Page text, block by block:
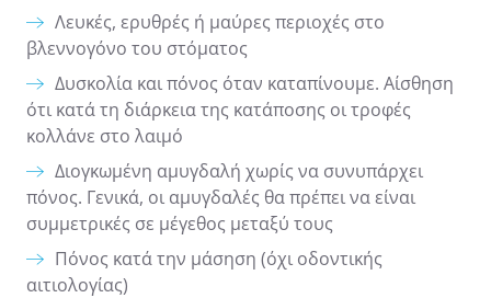
Λευκές, ερυθρές ή μαύρες περιοχές στο
βλεννογόνο του στόματος
Δυσκολία και πόνος όταν καταπίνουμε. Αίσθηση
ότι κατά τη διάρκεια της κατάποσης οι τροφές
κολλάνε στο λαιμό
Διογκωμένη αμυγδαλή χωρίς να συνυπάρχει
πόνος. Γενικά, οι αμυγδαλές θα πρέπει να είναι
συμμετρικές σε μέγεθος μεταξύ τους
Πόνος κατά την μάσηση (όχι οδοντικής
αιτιολογίας)